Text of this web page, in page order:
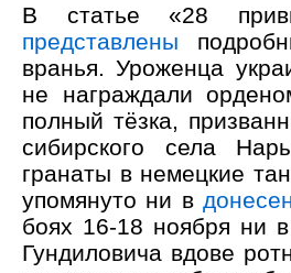
В статье «28
представлены
вранья. Уроженца
не награждали
полный тёзка,
сибирского села
гранаты в немецкие
упомянуто ни в
боях 16-18 ноября ни в
Гундиловича вдове